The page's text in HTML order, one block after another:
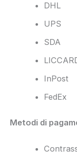
DHL
UPS
SDA
InPost
FedEx
Metodi di